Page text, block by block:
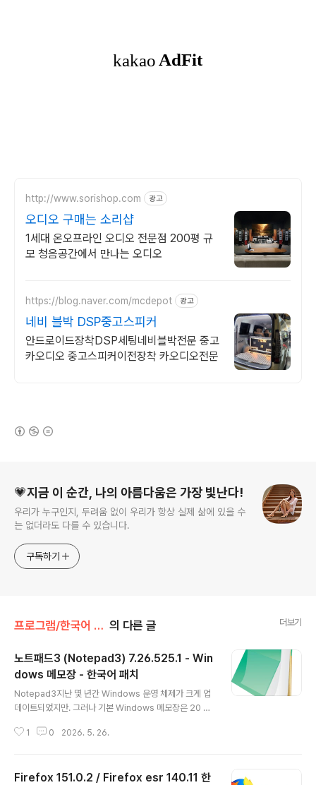
http://www.sorishop.com 광고
오디오 구매는 소리샵
1세대 온오프라인 오디오 전문점 200평 규
모 청음공간에서 만나는 오디오
https://blog.naver.com/mcdepot 광고
네비 블박 DSP중고스피커
안드로이드장착DSP세팅네비블박전문 중고
카오디오 중고스피커이전장착 카오디오전문
💗지금 이 순간, 나의 아름다움은 가장 빛난다!
우리가 누구인지, 두려움 없이 우리가 항상 실제 삶에 있을 수
는 없더라도 다를 수 있습니다.
구독하기
프로그램/한국어 패치 의 다른 글 더보기
노트패드3 (Notepad3) 7.26.525.1 - Win
dows 메모장 - 한국어 패치
Notepad3지난 몇 년간 Windows 운영 체제가 크게 업
데이트되었지만. 그러나 기본 Windows 메모장은 20 년
위해 텍스트 편집기가 필요한 경우 바닐라 Windows 메
는 모든 기능을 갖춘 Notepad3을 만들었습니다. Notep
1 0 2026. 5. 26.
Firefox 151.0.2 / Firefox esr 140.11 한